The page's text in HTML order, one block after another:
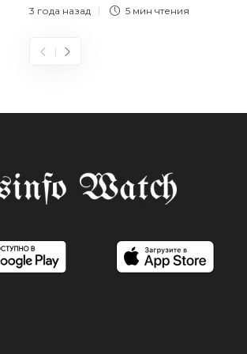
3 года назад 5 мин чтения